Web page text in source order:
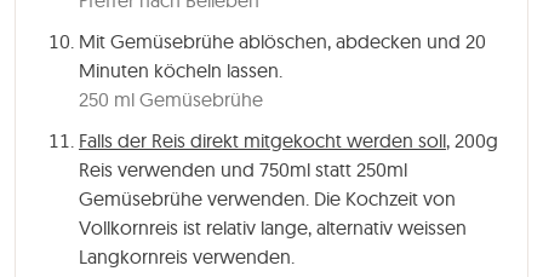
Mit Gemüsebrühe ablöschen, abdecken und 20
Minuten köcheln lassen.
250 ml Gemüsebrühe
Falls der Reis direkt mitgekocht werden soll, 200g
Reis verwenden und 750ml statt 250ml
Gemüsebrühe verwenden. Die Kochzeit von
Vollkornreis ist relativ lange, alternativ weissen
Langkornreis verwenden.